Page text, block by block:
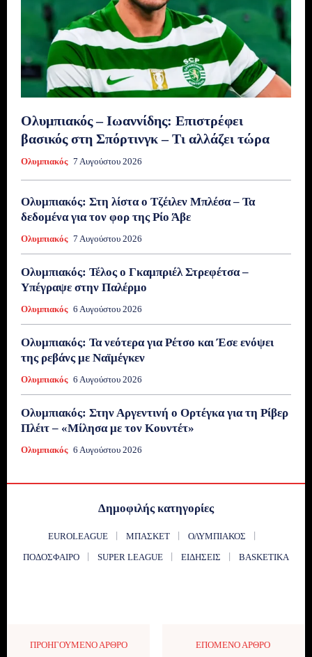
Ολυμπιακός – Ιωαννίδης: Επιστρέφει
βασικός στη Σπόρτινγκ – Τι αλλάζει τώρα
Ολυμπιακός 7 Αυγούστου 2026
Ολυμπιακός: Στη λίστα ο Τζέιλεν Μπλέσα – Τα
δεδομένα για τον φορ της Ρίο Άβε
Ολυμπιακός 7 Αυγούστου 2026
Ολυμπιακός: Τέλος ο Γκαμπριέλ Στρεφέτσα –
Υπέγραψε στην Παλέρμο
Ολυμπιακός 6 Αυγούστου 2026
Ολυμπιακός: Τα νεότερα για Ρέτσο και Έσε ενόψει
της ρεβάνς με Ναϊμέγκεν
Ολυμπιακός 6 Αυγούστου 2026
Ολυμπιακός: Στην Αργεντινή ο Ορτέγκα για τη Ρίβερ
Πλέιτ – «Μίλησα με τον Κουντέτ»
Ολυμπιακός 6 Αυγούστου 2026
Δημοφιλής κατηγορίες
EUROLEAGUE ΜΠΆΣΚΕΤ
ΟΛΥΜΠΙΑΚΌΣ
ΠΟΔΌΣΦΑΙΡΟ
SUPER LEAGUE ΕΙΔΉΣΕΙΣ BASKETIKA
ΠΡΟΗΓΟΎΜΕΝΟ ΆΡΘΡΟ ΕΠΌΜΕΝΟ ΆΡΘΡΟ